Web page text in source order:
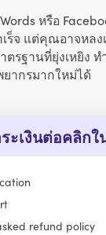
หรือ
ร็จ แต่คุณอาจหล
รฐานที่ยุ่งเหยิง ท
ากรมากใหม่ได้
ะเงินต่อคลิกใ
refund policy